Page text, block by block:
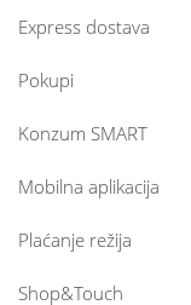
Express dostava
Pokupi
Konzum SMART
Mobilna aplikacija
Plaćanje režija
Shop&Touch